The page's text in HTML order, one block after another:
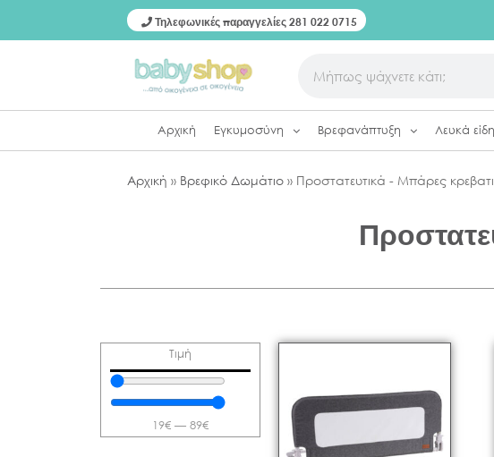
Τηλεφωνικές παραγγελίες 281 022 0715
Αρχική Εγκυμοσύνη Βρεφανάπτυξη Λευκά είδη
Αρχική » Βρεφικό Δωμάτιο » Προστατευτικά - Μπάρες
Τιμή
19€— 89€